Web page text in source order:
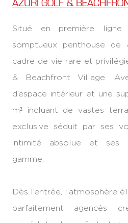
AZURI GOLF &
Situé en première
somptueux penthouse de
cadre de vie rare et
& Beachfront Village.
d’espace intérieur et une
m² incluant de vastes
exclusive séduit par ses
intimité absolue et ses
gamme.
Dès l’entrée, l’atmosphère
parfaitement agencés